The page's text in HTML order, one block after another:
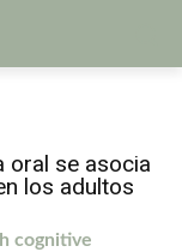
oral se asocia
los adultos
cognitive